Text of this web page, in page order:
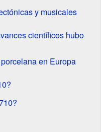
y musicales
científicos hubo
en Europa